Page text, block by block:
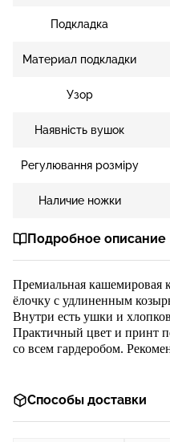
Подкладка
Материал подкладки
Узор
Наявність вушок
Регулювання розміру
Наличие ножки
Подробное описание
Премиальная кашемировая
ёлочку с удлиненным
Внутри есть ушки и
Практичный цвет и принт
со всем гардеробом.
Способы доставки